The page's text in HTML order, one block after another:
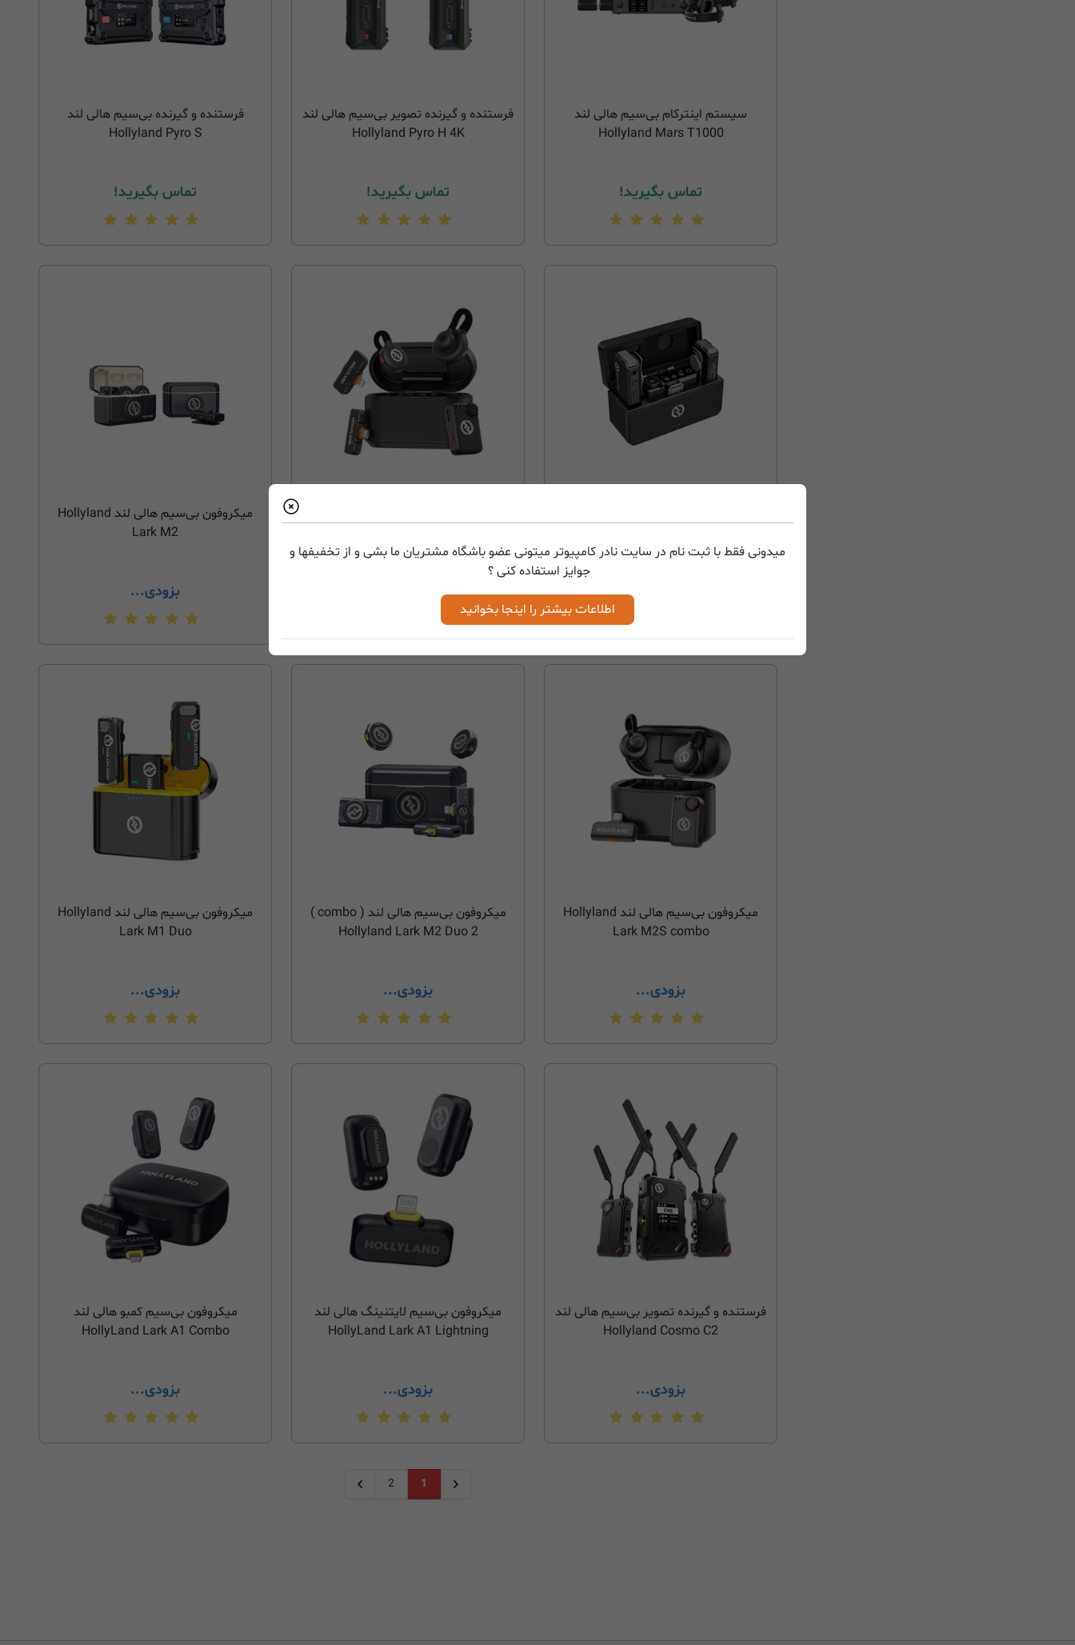
میدونی فقط با ثبت نام در سایت نادر کامپیوتر میتونی عضو باشگاه مشتریان ما بشی و از تخفیفها و
جوایز استفاده کنی ؟
اطلاعات بیشتر را اینجا بخوانید
سیستم اینترکام بی‌سیم هالی لند
Hollyland Mars T1000
تماس بگیرید!
فرستنده و گیرنده تصویر بی‌سیم هالی لند
Hollyland Pyro H 4K
تماس بگیرید!
فرستنده و گیرنده بی‌سیم هالی لند
Hollyland Pyro S
تماس بگیرید!
Microphone
میکروفون بی‌سیم هالی لند Hollyland
Lark M2
بزودی...
میکروفون بی‌سیم هالی لند Hollyland
Lark M2S combo
بزودی...
میکروفون بی‌سیم هالی لند ( combo )
Hollyland Lark M2 Duo 2
بزودی...
میکروفون بی‌سیم هالی لند Hollyland
Lark M1 Duo
بزودی...
فرستنده و گیرنده تصویر بی‌سیم هالی لند
Hollyland Cosmo C2
بزودی...
میکروفون بی‌سیم لایتنینگ هالی لند
HollyLand Lark A1 Lightning
بزودی...
میکروفون بی‌سیم کمبو هالی لند
HollyLand Lark A1 Combo
بزودی...
1
2